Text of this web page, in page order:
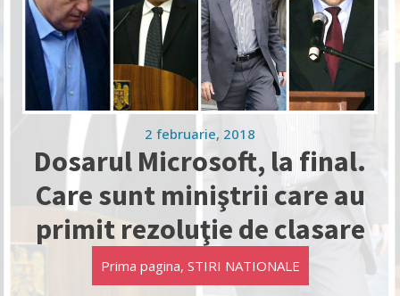
2 februarie, 2018
Dosarul Microsoft, la final.
Care sunt miniştrii care au
primit rezoluţie de clasare
Prima pagina, STIRI NATIONALE